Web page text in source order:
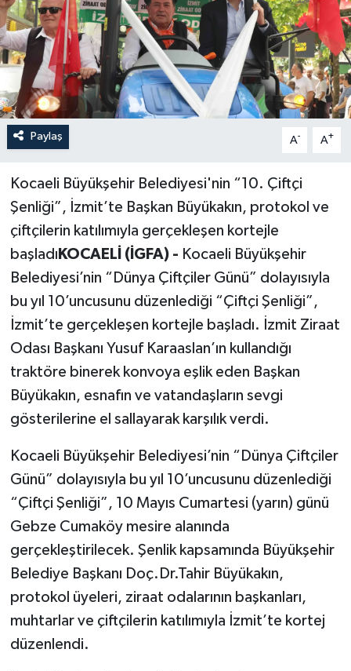
Paylaş A- A+
Kocaeli Büyükşehir Belediyesi'nin “10. Çiftçi
Şenliği”, İzmit’te Başkan Büyükakın, protokol ve
çiftçilerin katılımıyla gerçekleşen kortejle
başladı KOCAELİ (İGFA) - Kocaeli Büyükşehir
Belediyesi’nin “Dünya Çiftçiler Günü” dolayısıyla
bu yıl 10’uncusunu düzenlediği “Çiftçi Şenliği”,
İzmit’te gerçekleşen kortejle başladı. İzmit Ziraat
Odası Başkanı Yusuf Karaaslan’ın kullandığı
traktöre binerek konvoya eşlik eden Başkan
Büyükakın, esnafın ve vatandaşların sevgi
gösterilerine el sallayarak karşılık verdi.
Kocaeli Büyükşehir Belediyesi’nin “Dünya Çiftçiler
Günü” dolayısıyla bu yıl 10’uncusunu düzenlediği
“Çiftçi Şenliği”, 10 Mayıs Cumartesi (yarın) günü
Gebze Cumaköy mesire alanında
gerçekleştirilecek. Şenlik kapsamında Büyükşehir
Belediye Başkanı Doç.Dr.Tahir Büyükakın,
protokol üyeleri, ziraat odalarının başkanları,
muhtarlar ve çiftçilerin katılımıyla İzmit’te kortej
düzenlendi.